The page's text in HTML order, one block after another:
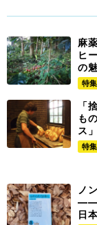
麻
ヒ
の
特集
「
も
ス
特集
ノ
――
日